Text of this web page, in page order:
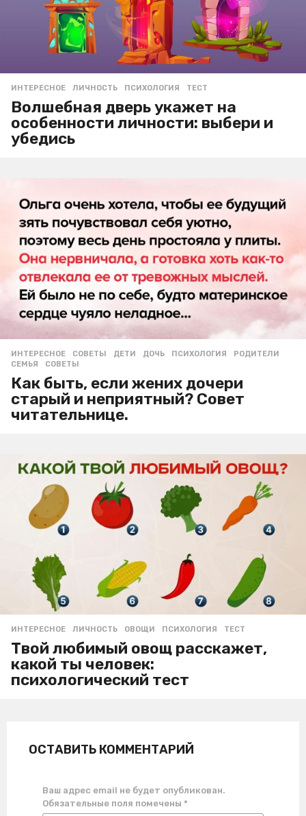
ИНТЕРЕСНОЕ ЛИЧНОСТЬ ,ПСИХОЛОГИЯ ,ТЕСТ
Волшебная дверь укажет на
особенности личности: выбери и
убедись
ИНТЕРЕСНОЕ ,СОВЕТЫ ДЕТИ ,ДОЧЬ ,ПСИХОЛОГИЯ ,РОДИТЕЛИ
СЕМЬЯ
,СОВЕТЫ
Как быть, если жених дочери
старый и неприятный? Совет
читательнице.
ИНТЕРЕСНОЕ ЛИЧНОСТЬ ,ОВОЩИ ,ПСИХОЛОГИЯ ,ТЕСТ
Твой любимый овощ расскажет,
какой ты человек:
психологический тест
ОСТАВИТЬ КОММЕНТАРИЙ
Ваш адрес email не будет опубликован.
Обязательные поля помечены *